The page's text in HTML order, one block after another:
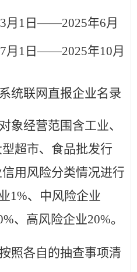
3月 1 日——2025年6月
7月 1 日——2025年10月
统联网直报企业名录
象经营范围含工业、
型超市、食品批发行
用风险分类情况进行
1%、 中风险企业
、 高风险企业20%。
照各自的抽查事项清